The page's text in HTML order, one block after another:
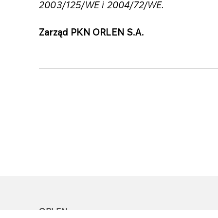
2003/125/WE i 2004/72/WE.
Zarząd PKN ORLEN S.A.
ORLEN